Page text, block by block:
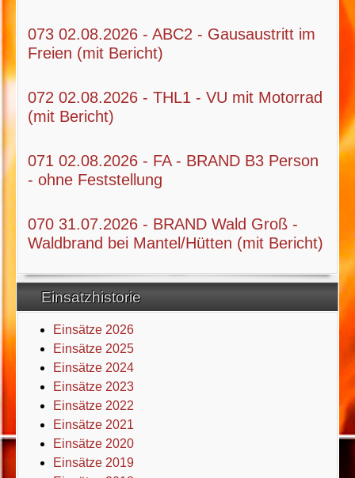
073 02.08.2026 - ABC2 - Gausaustritt im
Freien (mit Bericht)
072 02.08.2026 - THL1 - VU mit Motorrad
(mit Bericht)
071 02.08.2026 - FA - BRAND B3 Person
- ohne Feststellung
070 31.07.2026 - BRAND Wald Groß -
Waldbrand bei Mantel/Hütten (mit Bericht)
Einsatzhistorie
Einsätze 2026
Einsätze 2025
Einsätze 2024
Einsätze 2023
Einsätze 2022
Einsätze 2021
Einsätze 2020
Einsätze 2019